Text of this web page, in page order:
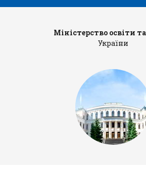
Міністерство освіти
України